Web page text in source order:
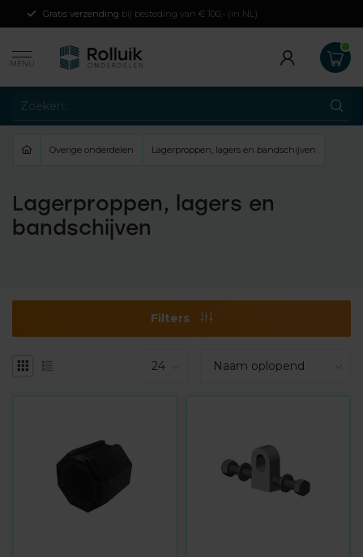
Gratis verzending bij besteding van € 100,- (in NL)
MENU
Overige onderdelen Lagerproppen, lagers en bandschijven
Lagerproppen, lagers en
bandschijven
Filters